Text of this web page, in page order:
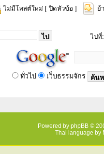
ไม่มีโพสต์ใหม่ [ ปิดหัวข้อ ] ย้
ไปที่:
ทั่วไป เว็บธรรมจักร
Powered by phpBB ©
Thai language by